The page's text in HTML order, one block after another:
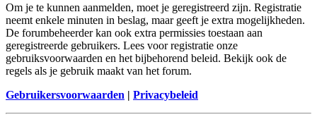
Om je te kunnen aanmelden, moet je geregistreerd zijn. Registratie
neemt enkele minuten in beslag, maar geeft je extra mogelijkheden.
De forumbeheerder kan ook extra permissies toestaan aan
geregistreerde gebruikers. Lees voor registratie onze
gebruiksvoorwaarden en het bijbehorend beleid. Bekijk ook de
regels als je gebruik maakt van het forum.
Gebruikersvoorwaarden | Privacybeleid